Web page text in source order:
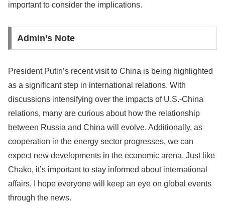
important to consider the implications.
Admin’s Note
President Putin’s recent visit to China is being highlighted
as a significant step in international relations. With
discussions intensifying over the impacts of U.S.-China
relations, many are curious about how the relationship
between Russia and China will evolve. Additionally, as
cooperation in the energy sector progresses, we can
expect new developments in the economic arena. Just like
Chako, it’s important to stay informed about international
affairs. I hope everyone will keep an eye on global events
through the news.